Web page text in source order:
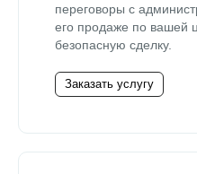
переговоры с
его продаже по вашей
безопасную сделку.
Заказать услугу